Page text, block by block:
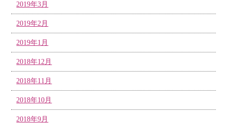
2019年3月
2019年2月
2019年1月
2018年12月
2018年11月
2018年10月
2018年9月